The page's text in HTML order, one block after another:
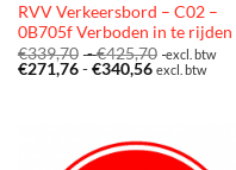
RVV Verkeersbord – C02 –
0B705f Verboden in te rijden
€339,70 -€425,70 Prijsklasse:
€339,70
excl. btw
€271,76 - €340,56Prijsklasse:
excl. btw